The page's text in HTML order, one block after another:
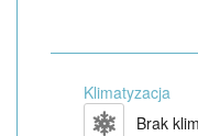
Klimatyzacja
Brak